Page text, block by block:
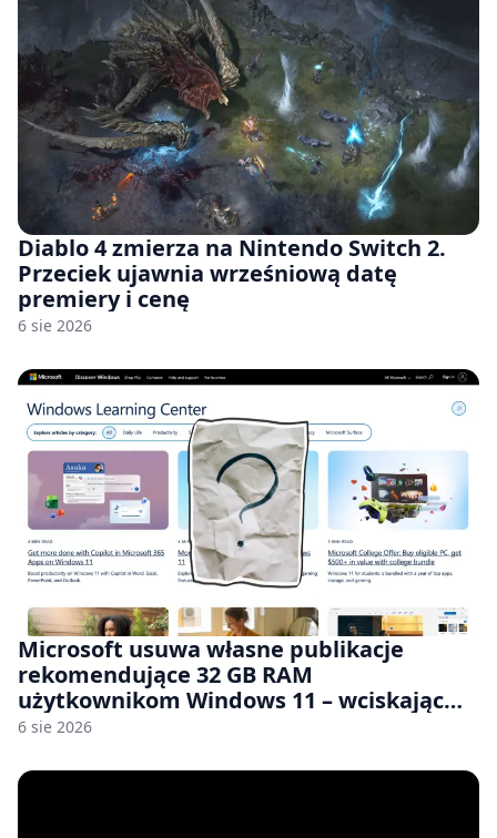
Diablo 4 zmierza na Nintendo Switch 2.
Przeciek ujawnia wrześniową datę
premiery i cenę
6 sie 2026
Microsoft usuwa własne publikacje
rekomendujące 32 GB RAM
użytkownikom Windows 11 – wciskając
nam przy tym komputery z 8 GB RAM po
6 sie 2026